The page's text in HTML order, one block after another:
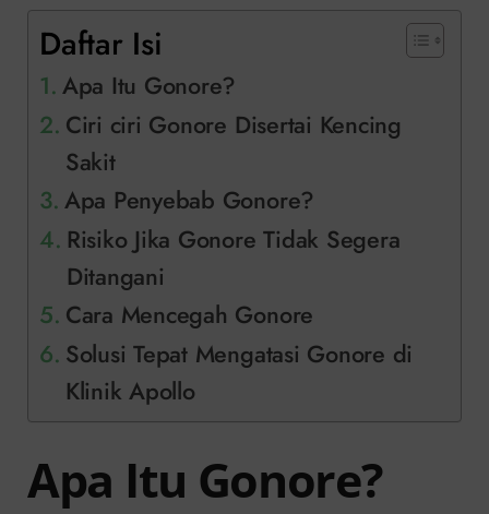
Daftar Isi
Apa Itu Gonore?
Ciri ciri Gonore Disertai Kencing
Sakit
Apa Penyebab Gonore?
Risiko Jika Gonore Tidak Segera
Ditangani
Cara Mencegah Gonore
Solusi Tepat Mengatasi Gonore di
Klinik Apollo
Apa Itu Gonore?